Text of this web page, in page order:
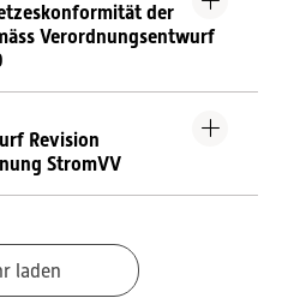
der
Verordnungsentwurf
Revision
StromVV
laden